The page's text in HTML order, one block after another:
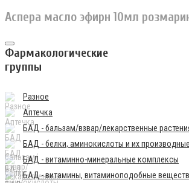
Аспера масло эфирн 10мл
Фармакологические
группы
Разное
Аптечка
БАД - бальзам/взвар/лекарственные
БАД - белки, аминокислоты и их производные
БАД - витаминно-минеральные комплексы
БАД - витамины, витаминоподобные